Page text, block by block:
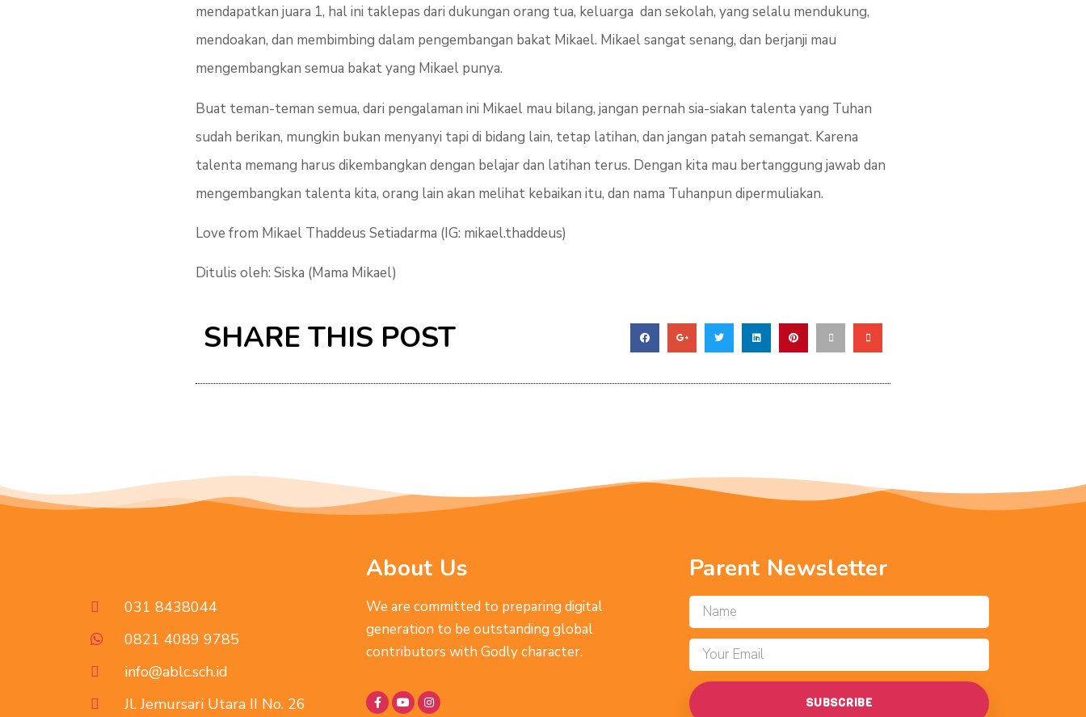
mendapatkan juara 1, hal ini taklepas dari dukungan orang tua, keluarga dan sekolah, yang selalu mendukung,
mendoakan, dan membimbing dalam pengembangan bakat Mikael. Mikael sangat senang, dan berjanji mau
mengembangkan semua bakat yang Mikael punya.
Buat teman-teman semua, dari pengalaman ini Mikael mau bilang, jangan pernah sia-siakan talenta yang Tuhan
sudah berikan, mungkin bukan menyanyi tapi di bidang lain, tetap latihan, dan jangan patah semangat. Karena
talenta memang harus dikembangkan dengan belajar dan latihan terus. Dengan kita mau bertanggung jawab dan
mengembangkan talenta kita, orang lain akan melihat kebaikan itu, dan nama Tuhanpun dipermuliakan.
Love from Mikael Thaddeus Setiadarma (IG: mikael.thaddeus)
Ditulis oleh: Siska (Mama Mikael)
SHARE THIS POST
031 8438044
0821 4089 9785
info@ablc.sch.id
Jl. Jemursari Utara II No. 26
About Us
We are committed to preparing digital
generation to be outstanding global
contributors with Godly character.
Parent Newsletter
SUBSCRIBE